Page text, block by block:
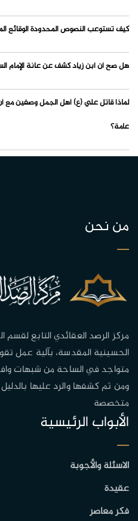
كيف تستوعب النصوص المحدودة الوقائع
هل صح أن ابن زياد كشف عن عانة الإمام
لماذا قاتل علي (ع) أهل الجمل وصفين مع
عامة؟
من نحن
مركز الرصد العقائدي التابع لقسم
الحسينية المقدسة، بآلية عمل
متواجد في الساحة من شبهات
ومن ثم كشفها والرد عليها
متخصصة
الأبواب الرئيسية
الاسئلة والأجوبة
عقيدة
فكر معاصر